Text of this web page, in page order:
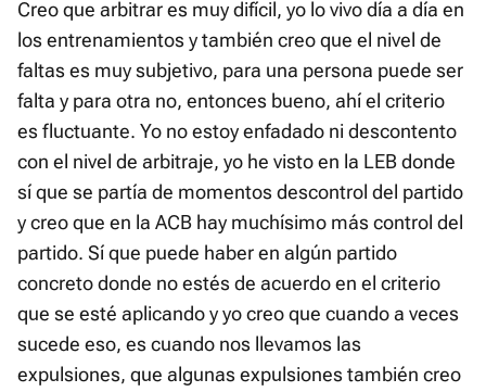
Creo que arbitrar es muy difícil, yo lo vivo día a día en
los entrenamientos y también creo que el nivel de
faltas es muy subjetivo, para una persona puede ser
falta y para otra no, entonces bueno, ahí el criterio
es fluctuante. Yo no estoy enfadado ni descontento
con el nivel de arbitraje, yo he visto en la LEB donde
sí que se partía de momentos descontrol del partido
y creo que en la ACB hay muchísimo más control del
partido. Sí que puede haber en algún partido
concreto donde no estés de acuerdo en el criterio
que se esté aplicando y yo creo que cuando a veces
sucede eso, es cuando nos llevamos las
expulsiones, que algunas expulsiones también creo